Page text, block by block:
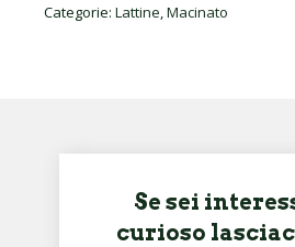
Categorie: Lattine,Macinato
Se sei
curioso